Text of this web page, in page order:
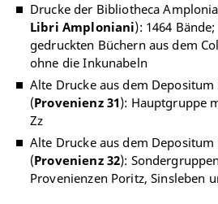
Drucke der Bibliotheca
Libri Amploniani): 1464
gedruckten Büchern aus dem
ohne die Inkunabeln
Alte Drucke aus dem
(Provenienz 31): Hauptgruppe
Zz
Alte Drucke aus dem
(Provenienz 32):
Provenienzen Poritz, Sinsleben